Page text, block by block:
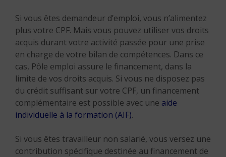
Si vous êtes demandeur d’emploi, vous n’alimentez
plus votre CPF. Mais vous pouvez utiliser vos droits
acquis durant votre activité passée pour une prise
en charge de votre bilan de compétences. Dans ce
cas, Pôle emploi assure le financement, dans la
limite de vos droits acquis. Si vous ne disposez pas
du crédit suffisant sur votre CPF, un financement
complémentaire est possible avec une aide
individuelle à la formation (AIF).
Si vous êtes travailleur non salarié, vous versez une
contribution spécifique destinée au financement de